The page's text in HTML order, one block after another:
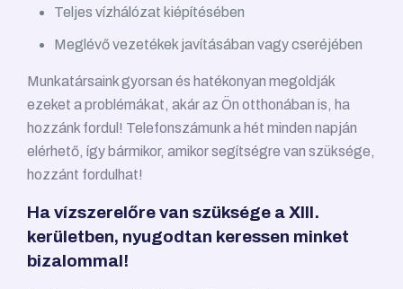
Teljes vízhálózat kiépítésében
Meglévő vezetékek javításában vagy cseréjében
Munkatársaink gyorsan és hatékonyan megoldják
ezeket a problémákat, akár az Ön otthonában is, ha
hozzánk fordul! Telefonszámunk a hét minden napján
elérhető, így bármikor, amikor segítségre van szüksége,
hozzánt fordulhat!
Ha vízszerelőre van szüksége a XIII.
kerületben, nyugodtan keressen minket
bizalommal!